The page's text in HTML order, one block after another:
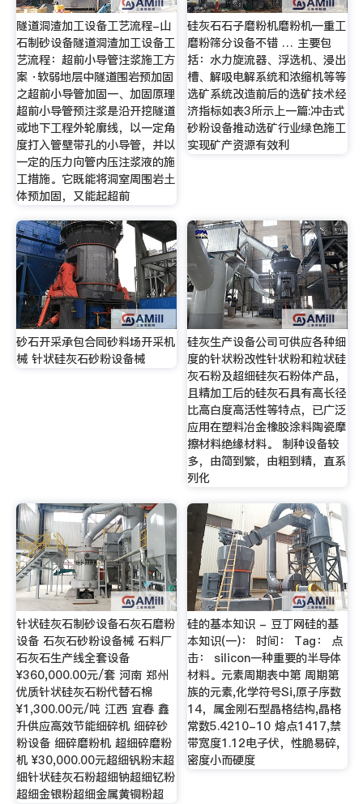
隧道洞渣加工设备工艺流程-山
石制砂设备隧道洞渣加工设备工
艺流程：超前小导管注浆施工方
案 ·软弱地层中隧道围岩预加固
之超前小导管加固一、加固原理
超前小导管预注浆是沿开挖隧道
或地下工程外轮廓线，以一定角
度打入管壁带孔的小导管，并以
一定的压力向管内压注浆液的施
工措施。它既能将洞室周围岩土
体预加固，又能起超前
硅灰石石子磨粉机磨粉机—重工
磨粉筛分设备不错 … 主要包
括：水力旋流器、浮选机、浸出
槽、解吸电解系统和浓缩机等等
选矿系统改造前后的选矿技术经
济指标如表3所示上一篇:冲击式
砂粉设备推动选矿行业绿色施工
实现矿产资源有效利
砂石开采承包合同砂料场开采机
械 针状硅灰石砂粉设备械
硅灰生产设备公司可供应各种细
度的针状粉改性针状粉和粒状硅
灰石粉及超细硅灰石粉体产品，
且精加工后的硅灰石具有高长径
比高白度高活性等特点，已广泛
应用在塑料冶金橡胶涂料陶瓷摩
擦材料绝缘材料。 制种设备较
多，由简到繁，由粗到精，直系
列化
针状硅灰石制砂设备石灰石磨粉
设备 石灰石砂粉设备械 石料厂
石灰石生产线全套设备
¥360,000.00元/套 河南 郑州
优质针状硅灰石粉代替石棉
¥1,300.00元/吨 江西 宜春 鑫
升供应高效节能细碎机 细碎砂
粉设备 细碎磨粉机 超细碎磨粉
机 ¥30,000.00元超细钒粉末超
细针状硅灰石粉超细钠超细钇粉
超细金银粉超细金属黄铜粉超
硅的基本知识 - 豆丁网硅的基
本知识(一)： 时间： Tag： 点
击： silicon一种重要的半导体
材料。元素周期表中第 周期第
族的元素,化学符号Si,原子序数
14，属金刚石型晶格结构,晶格
常数5.4210-10 熔点1417,禁
带宽度1.12电子伏，性脆易碎,
密度小而硬度